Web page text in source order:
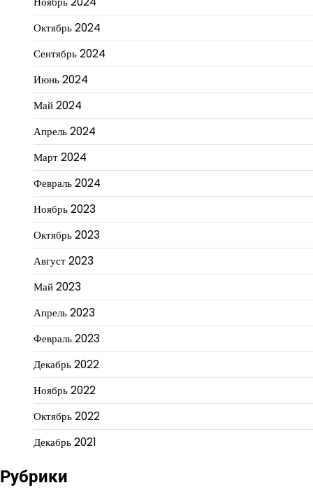
Октябрь 2024
Сентябрь 2024
Июнь 2024
Май 2024
Апрель 2024
Март 2024
Февраль 2024
Ноябрь 2023
Октябрь 2023
Август 2023
Май 2023
Апрель 2023
Февраль 2023
Декабрь 2022
Ноябрь 2022
Октябрь 2022
Декабрь 2021
Рубрики